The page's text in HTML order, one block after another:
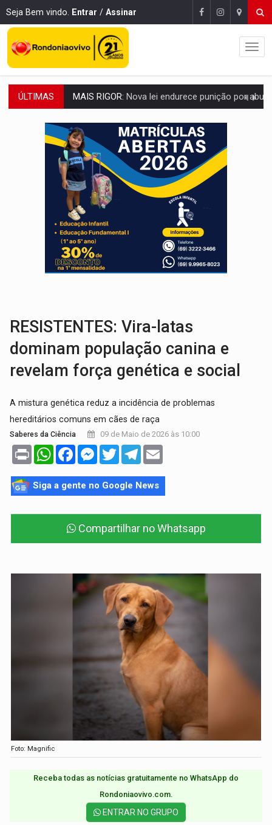
Seja Bem vindo. Entrar / Assinar
ÚLTIMAS POLUIÇÃO E RISCOS: Retirada de fiação irregular avança no país e em PVH
VÍDEO:Armado com machado, homem ameaça matar sobrinha grávida e
TRIBUNAL DO CRIME: Homem é espancado por facção criminosa
VÍDEO: Perseguição é registrada no shopping após colombiana furtar
LUDOPATIA: Apostas online começam a afetar produtividade e rotina
REFLORESTAMENTO: Plantar árvores não será mais suficiente para
OVNIS NA LUA: Cientistas alertam para possível base secreta no satélite
ACABOU COM PEUGEOT:Incêndio destrói carro que era rebocado para oficina
RESISTENTES: Vira-latas
dominam população canina e
revelam força genética e social
A mistura genética reduz a incidência de problemas
hereditários comuns em cães de raça
Saberes da Ciência 09 de Maio de 2026 às 10:00
Print WhatsAppFacebookMessenger
TwitterTelegram
Siga a gente no Google News
Compartilhar no Whatsapp
Foto: Magnific
Receba todas as notícias gratuitamente no WhatsApp do
Rondoniaovivo.com.​
ENTRAR NO GRUPO